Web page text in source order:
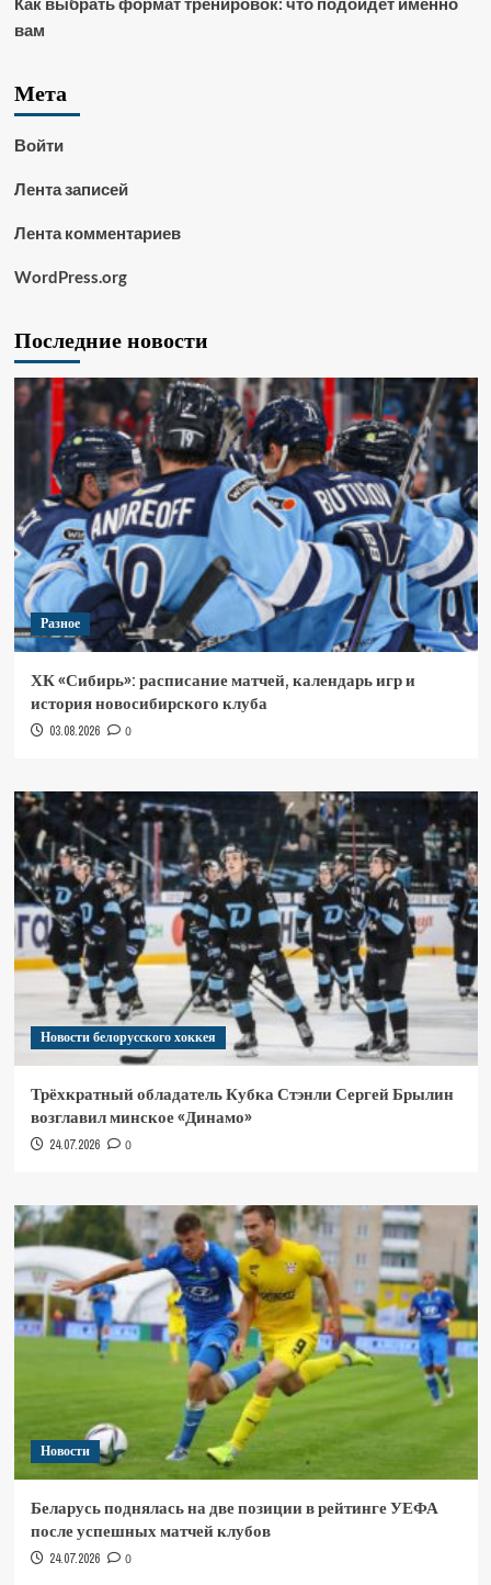
вам
Мета
Войти
Лента записей
Лента комментариев
WordPress.org
Последние новости
Разное
ХК «Сибирь»: расписание матчей, календарь игр и
история новосибирского клуба
03.08.2026 0
Новости белорусского хоккея
Трёхкратный обладатель Кубка Стэнли Сергей Брылин
возглавил минское «Динамо»
24.07.2026 0
Новости
Беларусь поднялась на две позиции в рейтинге УЕФА
после успешных матчей клубов
24.07.2026 0